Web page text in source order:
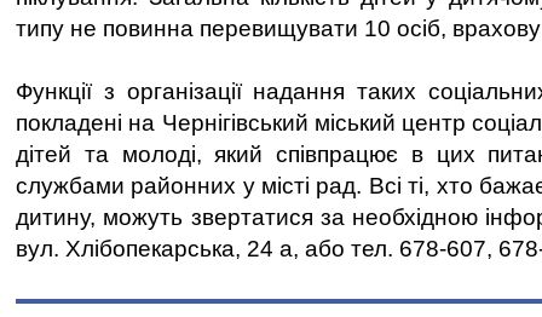
типу не повинна перевищувати 10 осіб,
Функції з організації надання таких
покладені на Чернігівський міський центр
дітей та молоді, який співпрацює в цих
службами районних у місті рад. Всі ті, хто
дитину, можуть звертатися за необхідною
вул. Хлібопекарська, 24 а, або тел. 678-607,